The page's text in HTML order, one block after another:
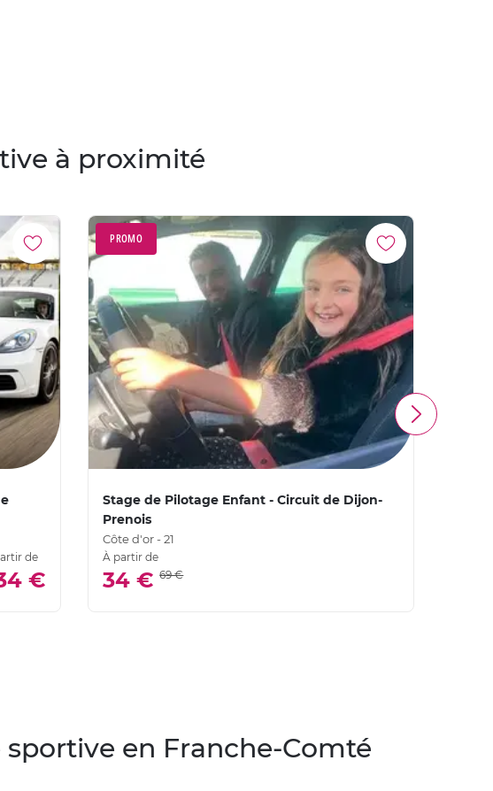
à proximité
de
€
PROMO
Stage de Pilotage Enfant - Circuit de Dijon-
Prenois
Côte d'or - 21
À partir de
34 € 69 €
en Franche-Comté